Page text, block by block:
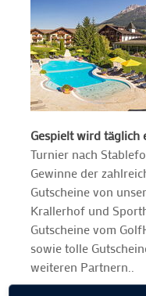
Gespielt wird täglich
Turnier nach
Gewinne der
Gutscheine von
Krallerhof und
Gutscheine vom
sowie tolle
weiteren Partnern..